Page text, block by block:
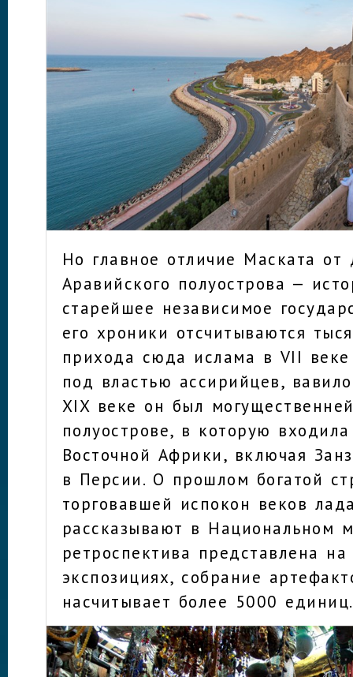
Но главное отличие Маската от
Аравийского полуострова —
старейшее независимое
его хроники отсчитываются
прихода сюда ислама в VII
под властью ассирийцев,
XIX веке он был
полуострове, в которую
Восточной Африки, включая
в Персии. О прошлом богатой
торговавшей испокон веков
рассказывают в Национальном
ретроспектива представлена
экспозициях, собрание
насчитывает более 5000 единиц.